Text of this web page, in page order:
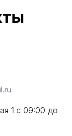
1 с 09:00 до